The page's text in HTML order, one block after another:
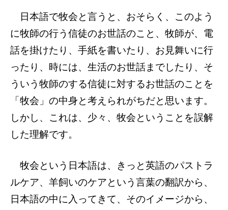
日本語で牧会と言うと、おそらく、このよう
に牧師の行う信徒のお世話のこと、牧師が、電
話を掛けたり、手紙を書いたり、お見舞いに行
ったり、時には、生活のお世話までしたり、そ
ういう牧師のする信徒に対するお世話のことを
「牧会」の中身と考えられがちだと思います。
しかし、これは、少々、牧会ということを誤解
した理解です。
牧会という日本語は、きっと英語のパストラ
ルケア、羊飼いのケアという言葉の翻訳から、
日本語の中に入ってきて、そのイメージから、